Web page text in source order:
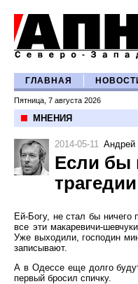
ГЛАВНАЯ
Пятница, 7 августа 2026
МНЕНИЯ
2014-05-11 Андрей
Если бы
трагедии
Ей-Богу, не стал бы ничего
все эти макаревичи-
Уже выходили, господин
записывают.
А в Одессе еще долго
первый бросил спичку.